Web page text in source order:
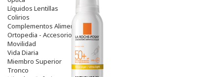
Líquidos Lentillas
Colirios
Complementos Alimentarios.
Ortopedia - Accesorios
Movilidad
Vida Diaria
Miembro Superior
Tronco